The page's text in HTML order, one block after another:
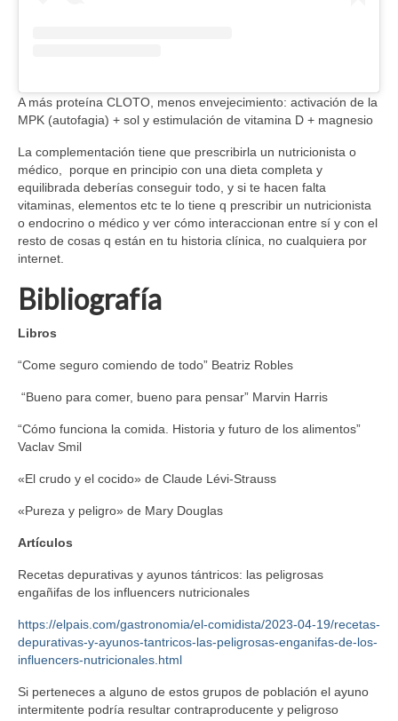
A más proteína CLOTO, menos envejecimiento: activación de la
MPK (autofagia) + sol y estimulación de vitamina D + magnesio
La complementación tiene que prescribirla un nutricionista o
médico, porque en principio con una dieta completa y
equilibrada deberías conseguir todo, y si te hacen falta
vitaminas, elementos etc te lo tiene q prescribir un nutricionista
o endocrino o médico y ver cómo interaccionan entre sí y con el
resto de cosas q están en tu historia clínica, no cualquiera por
internet.
Bibliografía
Libros
“Come seguro comiendo de todo” Beatriz Robles
“Bueno para comer, bueno para pensar” Marvin Harris
“Cómo funciona la comida. Historia y futuro de los alimentos”
Vaclav Smil
«El crudo y el cocido» de Claude Lévi-Strauss
«Pureza y peligro» de Mary Douglas
Artículos
Recetas depurativas y ayunos tántricos: las peligrosas
engañifas de los influencers nutricionales
https://elpais.com/gastronomia/el-comidista/2023-04-19/recetas-
depurativas-y-ayunos-tantricos-las-peligrosas-enganifas-de-los-
influencers-nutricionales.html
Si perteneces a alguno de estos grupos de población el ayuno
intermitente podría resultar contraproducente y peligroso